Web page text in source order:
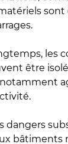
les
être
dangers
bâtiments